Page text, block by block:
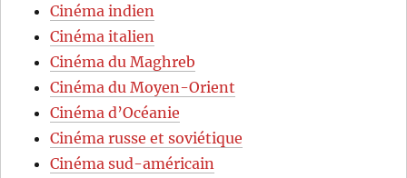
Cinéma indien
Cinéma italien
Cinéma du Maghreb
Cinéma du Moyen-Orient
Cinéma d’Océanie
Cinéma russe et soviétique
Cinéma sud-américain